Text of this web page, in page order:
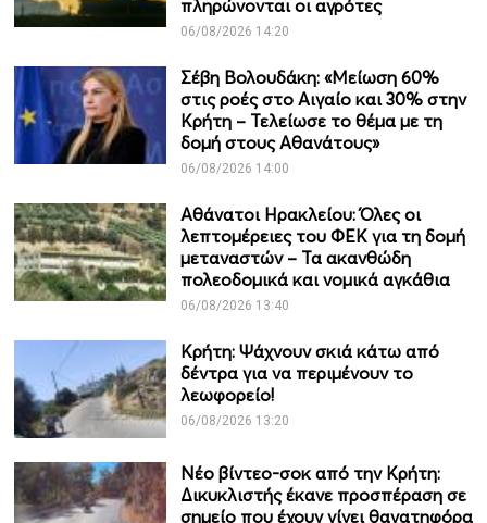
πληρώνονται οι αγρότες
06/08/2026 14:20
Σέβη Βολουδάκη: «Μείωση 60%
στις ροές στο Αιγαίο και 30% στην
Κρήτη – Τελείωσε το θέμα με τη
δομή στους Αθανάτους»
06/08/2026 14:00
Αθάνατοι Ηρακλείου: Όλες οι
λεπτομέρειες του ΦΕΚ για τη δομή
μεταναστών – Τα ακανθώδη
πολεοδομικά και νομικά αγκάθια
06/08/2026 13:40
Κρήτη: Ψάχνουν σκιά κάτω από
δέντρα για να περιμένουν το
λεωφορείο!
06/08/2026 13:20
Νέο βίντεο-σοκ από την Κρήτη:
Δικυκλιστής έκανε προσπέραση σε
σημείο που έχουν γίνει θανατηφόρα